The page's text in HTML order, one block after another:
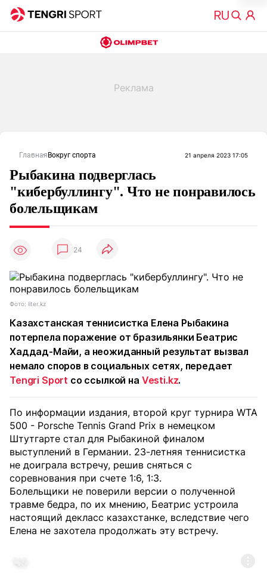
Главная Вокруг спорта 21 апреля 2023 17:05
Рыбакина подверглась
"кибербуллингу". Что не понравилось
болельщикам
24
Фото: liter.kz
Казахстанская теннисистка Елена Рыбакина
потерпела поражение от бразильянки Беатрис
Хаддад-Майи, а неожиданный результат вызвал
немало споров в социальных сетях, передает
Tengri Sport со ссылкой на Vesti.kz.
По информации издания, второй круг турнира WTA
500 - Porsche Tennis Grand Prix в немецком
Штутгарте стал для Рыбакиной финалом
выступлений в Германии. 23-летняя теннисистка
не доиграла встречу, решив сняться с
соревнования при счете 1:6, 1:3.
Болельщики не поверили версии о полученной
травме бедра, по их мнению, Беатрис устроила
настоящий декласс казахстанке, вследствие чего
Елена не захотела продолжать эту встречу.